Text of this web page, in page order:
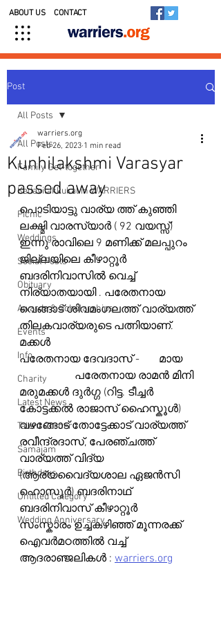
ABOUT US CONTACT
Post
All Posts
Family Get-together
Kedavilakkukal in WARRIERS
Picnic
Weddings
Social Posts
Obituary
Awards & Scholarships
Events
Info
Charity
Latest News
Talent Corner
Samajam
Birthdays
Untitled Category
Wedding Anniversary
All Posts
Kunhilakshmi Varasyar
passed away
warriers.org
Feb 26, 2023 1 min read
പൊടിയാട്ടു വാര്യ ത്ത് കുഞ്ഞി
ലക്ഷ്മി വാരസ്യാർ ( 92 വയസ്സ്)
ഇന്നു രാവിലെ 9 മണിക്ക് മലപ്പുറം
ജില്ലയിലെ കീഴാറ്റൂർ
ബദരിനിവാസിൽ വെച്ച്
നിര്യാതയായി . പരേതനായ
വെങ്ങാട് ശിവമംഗലത്ത് വാര്യത്ത്
തിലകവാര്യരുടെ പത്നിയാണ്.
മക്കൾ
പരേതനായ ദേവദാസ് -       മായ
                    പരേതനായ രാമൻ മിനി
മരുമക്കൾ ദുർഗ്ഗ (റിട്ട. ടീച്ചർ
കോട്ടക്കൽ രാജാസ് ഹൈസ്കൂൾ)
വഴങ്ങോട് തോട്ടേക്കാട് വാര്യത്ത്
രവീന്ദ്രദാസ്, പേരഞ്ചത്ത്
വാര്യത്ത് വിദ്യ
(ആര്യവൈദ്യശാല ഏജൻസി
ഹൊസൂർ) ബദരിനാഥ്
ബദരിനിവാസ് കീഴാറ്റൂർ
സംസ്കാരം ഉച്ചകഴിഞ്ഞ് മൂന്നരക്ക്
ഐവർമഠത്തിൽ വച്ച്
ആദരാഞ്ജലികൾ : warriers.org